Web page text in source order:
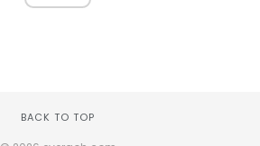
BACK TO TOP